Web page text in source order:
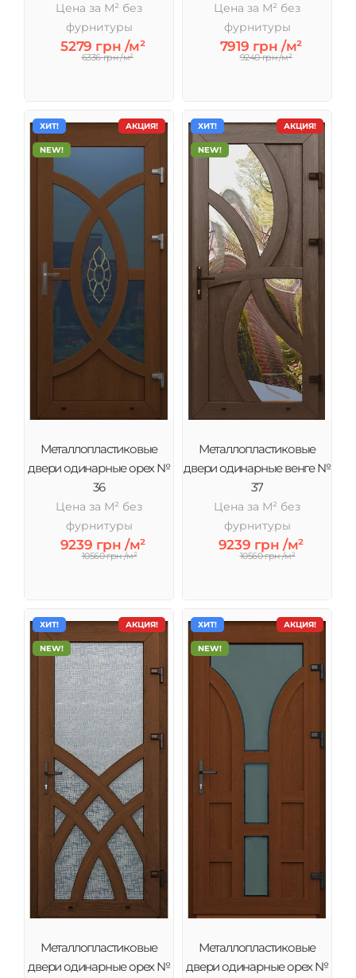
Цена за М² без
фурнитуры
5279 грн /м²
6336 грн /м²
Цена за М² без
фурнитуры
7919 грн /м²
9240 грн /м²
АКЦИЯ!
ХИТ!
NEW!
Металлопластиковые
двери одинарные орех №
36
Цена за М² без
фурнитуры
9239 грн /м²
10560 грн /м²
АКЦИЯ!
ХИТ!
NEW!
Металлопластиковые
двери одинарные венге №
37
Цена за М² без
фурнитуры
9239 грн /м²
10560 грн /м²
АКЦИЯ!
ХИТ!
NEW!
Металлопластиковые
двери одинарные орех №
АКЦИЯ!
ХИТ!
NEW!
Металлопластиковые
двери одинарные орех №